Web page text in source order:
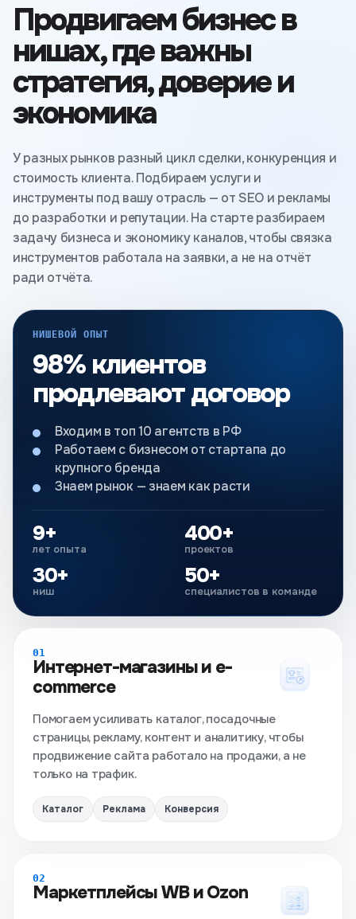
Продвигаем бизнес в
нишах, где важны
стратегия, доверие и
экономика
У разных рынков разный цикл сделки, конкуренция и
стоимость клиента. Подбираем услуги и
инструменты под вашу отрасль — от SEO и рекламы
до разработки и репутации. На старте разбираем
задачу бизнеса и экономику каналов, чтобы связка
инструментов работала на заявки, а не на отчёт
ради отчёта.
НИШЕВОЙ ОПЫТ
98% клиентов
продлевают договор
Входим в топ 10 агентств в РФ
Работаем с бизнесом от стартапа до
крупного бренда
Знаем рынок — знаем как расти
9+
лет опыта
400+
проектов
30+
ниш
50+
специалистов в команде
01
Интернет-магазины и e-
commerce
Помогаем усиливать каталог, посадочные
страницы, рекламу, контент и аналитику, чтобы
продвижение сайта работало на продажи, а не
только на трафик.
Каталог Реклама Конверсия
02
Маркетплейсы WB и Ozon